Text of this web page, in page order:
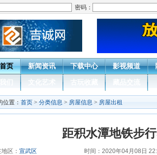
密码：
页 新闻资讯 下载中心 影视频道
们 文化艺术 古玩收藏 藏品交流
位置： 首页 > 分类信息 > 房屋信息 > 房屋出租
距积水潭地铁步
区： 宣武区 时间：2020年04月08日